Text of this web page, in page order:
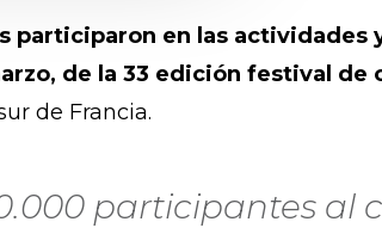
participaron en las actividades
de la 33 edición festival
de Francia.
participantes al